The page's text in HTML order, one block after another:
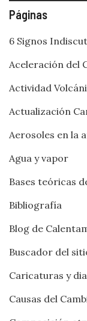
Páginas
6 Signos
Aceleración del
Actividad
Actualización
Aerosoles en la
Agua y vapor
Bases teóricas
Bibliografía
Blog de
Buscador del
Caricaturas y
Causas del